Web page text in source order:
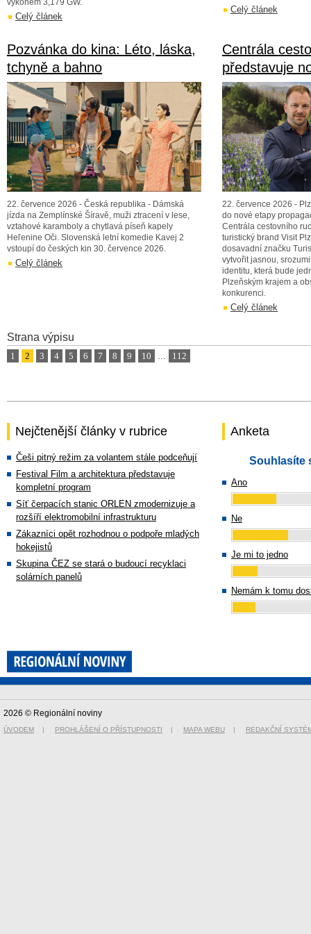
výkonem 3,179 GW.
Celý článek
Celý článek
Pozvánka do kina: Léto, láska,
tchyně a bahno
22. července 2026 - Česká republika - Dámská
jízda na Zemplínské Šíravě, muži ztracení v lese,
vztahové karamboly a chytlavá píseň kapely
Heľenine Oči. Slovenská letní komedie Kavej 2
vstoupí do českých kin 30. července 2026.
Celý článek
Centrála
představuje
22. července 2026 -
do nové etapy
Centrála cestovního
turistický brand Visit
dosavadní značku
vytvořit jasnou,
identitu, která bude
Plzeňským krajem a
konkurenci.
Celý článek
Strana výpisu
1 2 3 4 5 6 7 8 9 10 ... 112
Nejčtenější články v rubrice
Češi pitný režim za volantem stále podceňují
Festival Film a architektura představuje
kompletní program
Síť čerpacích stanic ORLEN zmodernizuje a
rozšíří elektromobilní infrastrukturu
Zákazníci opět rozhodnou o podpoře mladých
hokejistů
Skupina ČEZ se stará o budoucí recyklaci
solárních panelů
Anketa
Souhlasíte
Ano
Ne
Je mi to jedno
Nemám k tomu
2026 © Regionální noviny
ÚVODEM | PROHLÁŠENÍ O PŘÍSTUPNOSTI | MAPA WEBU | REDAKČNÍ